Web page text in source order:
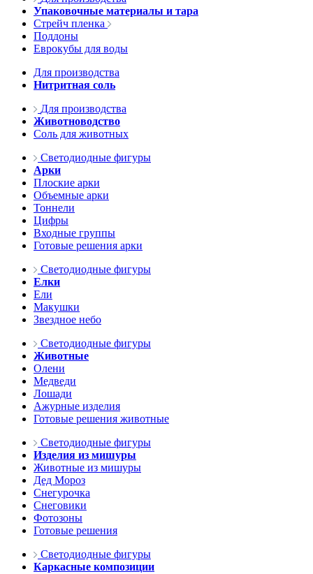
Упаковочные материалы и тара
Стрейч пленка
Поддоны
Еврокубы для воды
Для производства
Нитритная соль
Для производства
Животноводство
Соль для животных
Светодиодные фигуры
Арки
Плоские арки
Объемные арки
Тоннели
Цифры
Входные группы
Готовые решения арки
Светодиодные фигуры
Елки
Ели
Макушки
Звездное небо
Светодиодные фигуры
Животные
Олени
Медведи
Лошади
Ажурные изделия
Готовые решения животные
Светодиодные фигуры
Изделия из мишуры
Животные из мишуры
Дед Мороз
Снегурочка
Снеговики
Фотозоны
Готовые решения
Светодиодные фигуры
Каркасные композиции